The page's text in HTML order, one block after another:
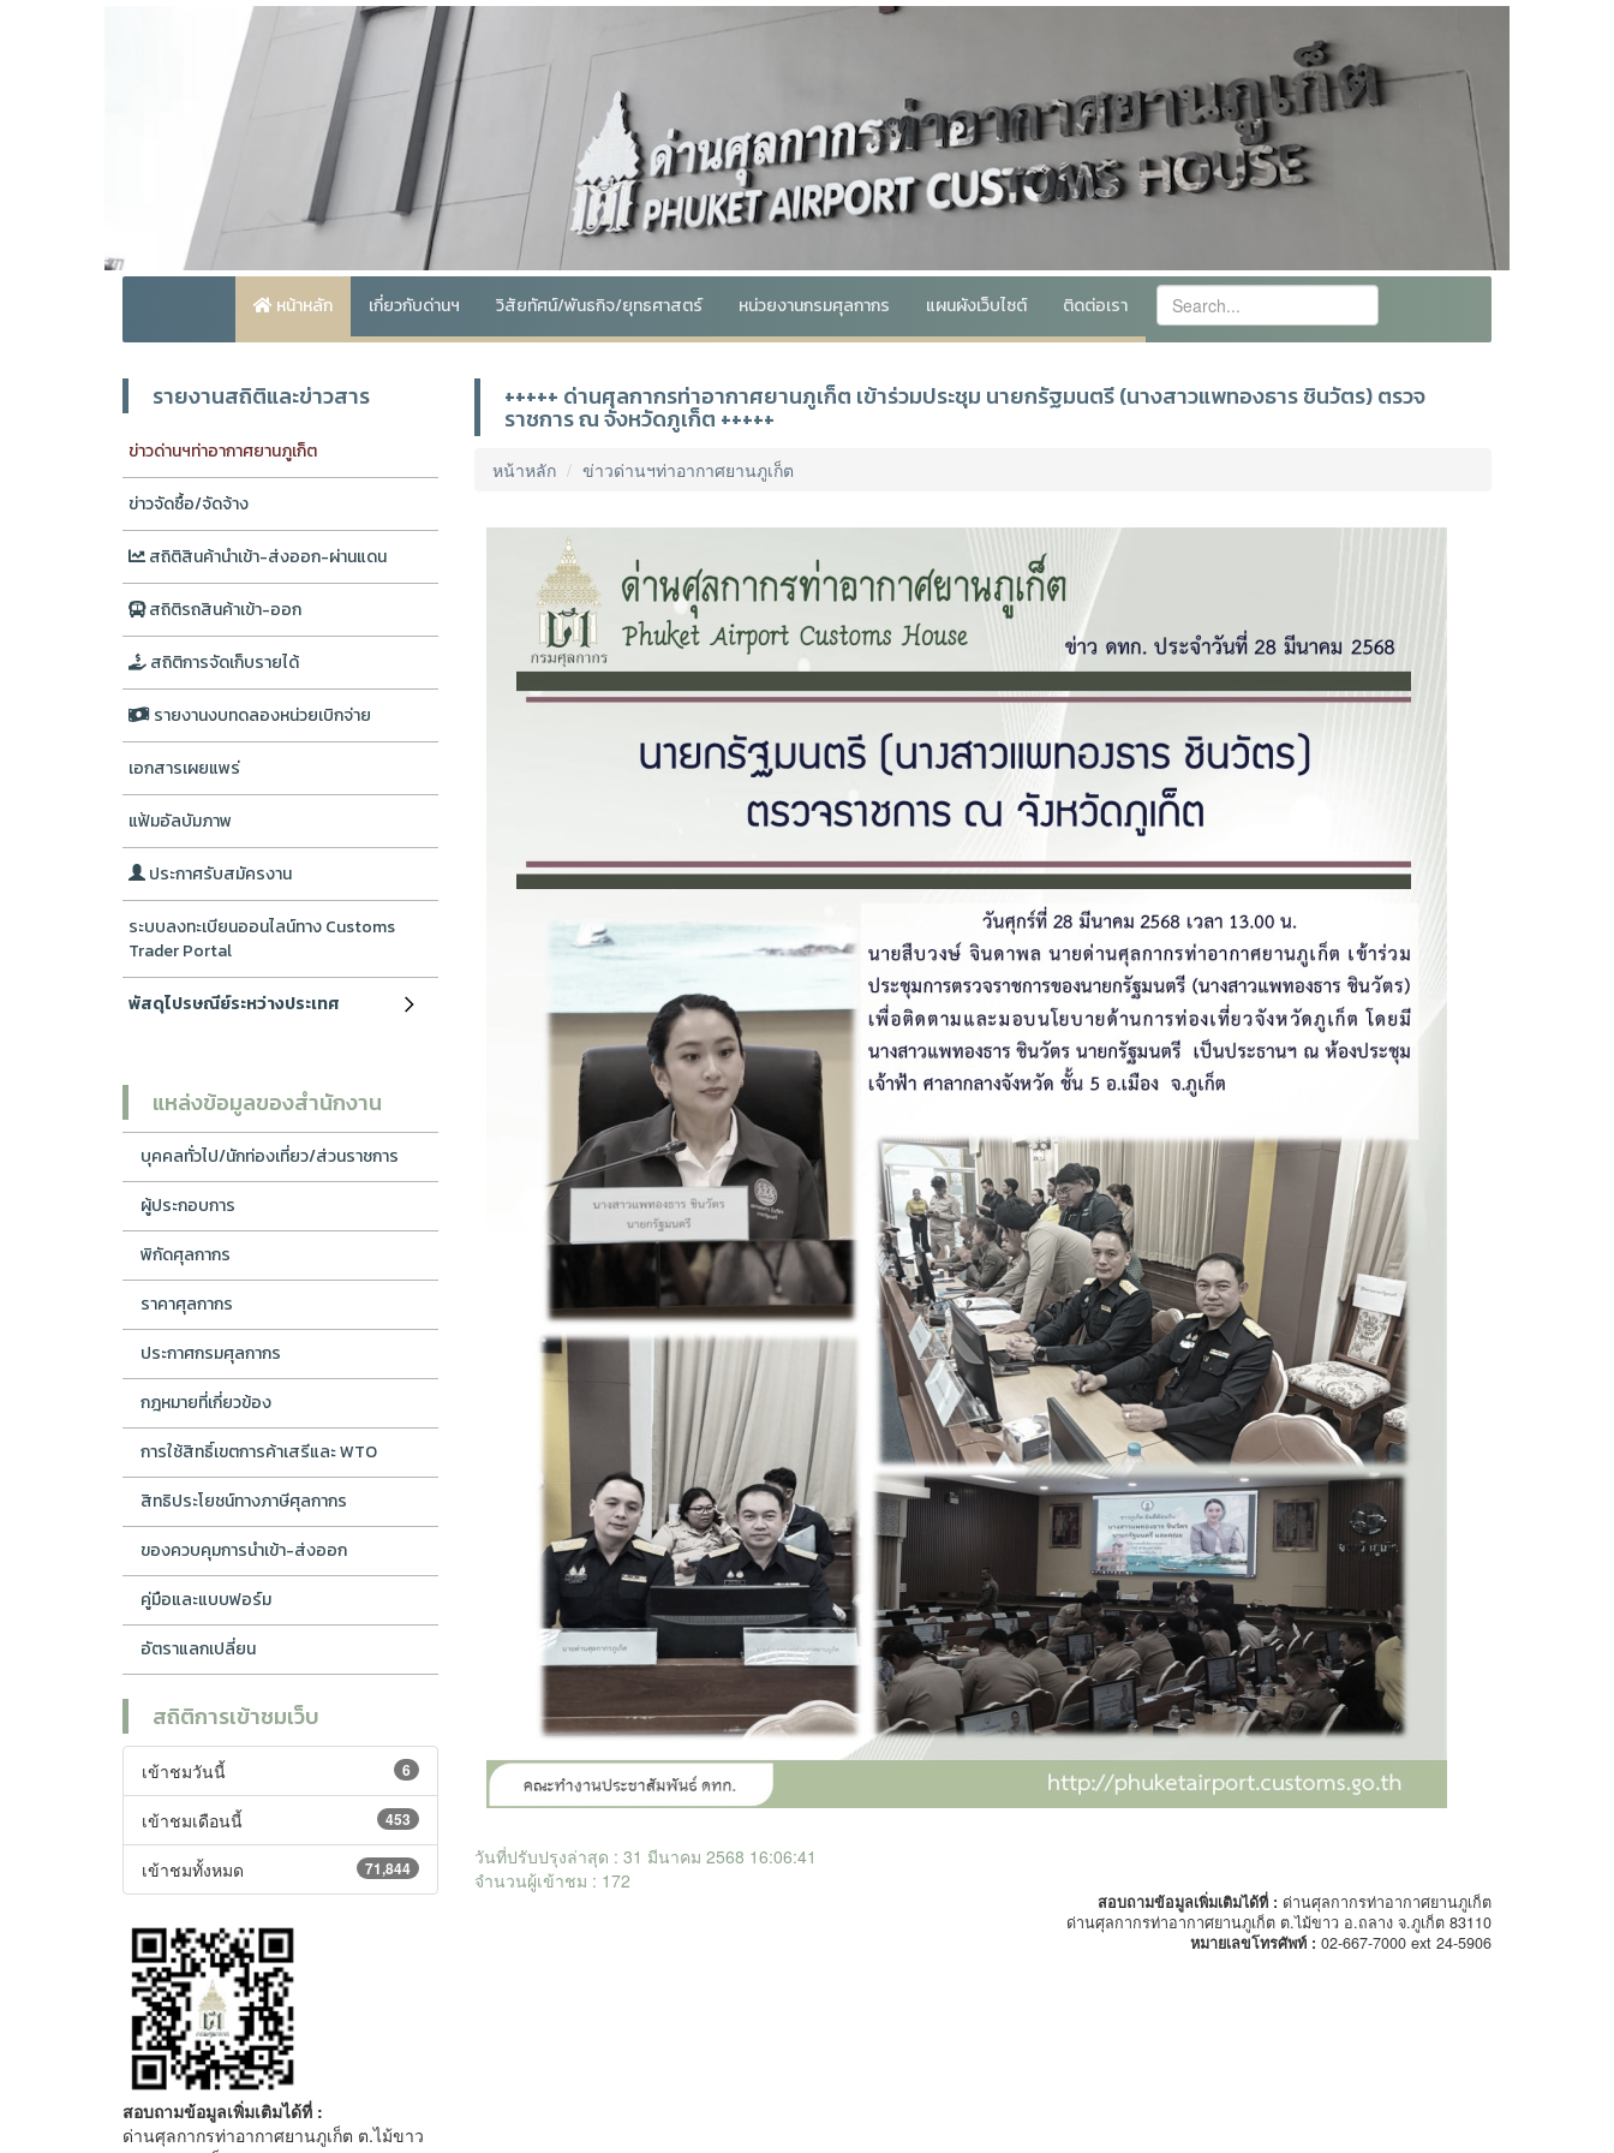
หน้าหลัก เกี่ยวกับด่านฯ วิสัยทัศน์/พันธกิจ/ยุทธศาสตร์ หน่วยงานกรมศุลกากร แผนผังเว็บไซต์ ติดต่อเรา
รายงานสถิติและข่าวสาร
ข่าวด่านฯท่าอากาศยานภูเก็ต
ข่าวจัดซื้อ/จัดจ้าง
สถิติสินค้านำเข้า-ส่งออก-ผ่านแดน
สถิติรถสินค้าเข้า-ออก
สถิติการจัดเก็บรายได้
รายงานงบทดลองหน่วยเบิกจ่าย
เอกสารเผยแพร่
แฟ้มอัลบัมภาพ
ประกาศรับสมัครงาน
ระบบลงทะเบียนออนไลน์ทาง Customs
Trader Portal
พัสดุไปรษณีย์ระหว่างประเทศ
แหล่งข้อมูลของสำนักงาน
บุคคลทั่วไป/นักท่องเที่ยว/ส่วนราชการ
ผู้ประกอบการ
พิกัดศุลกากร
ราคาศุลกากร
ประกาศกรมศุลกากร
กฎหมายที่เกี่ยวข้อง
การใช้สิทธิ์เขตการค้าเสรีและ WTO
สิทธิประโยชน์ทางภาษีศุลกากร
ของควบคุมการนำเข้า-ส่งออก
คู่มือและแบบฟอร์ม
อัตราแลกเปลี่ยน
สถิติการเข้าชมเว็บ
6
เข้าชมวันนี้
453
เข้าชมเดือนนี้
71,844
เข้าชมทั้งหมด
สอบถามข้อมูลเพิ่มเติมได้ที่ :
ด่านศุลกากรท่าอากาศยานภูเก็ต ต.ไม้ขาว
+++++ ด่านศุลกากรท่าอากาศยานภูเก็ต เข้าร่วมประชุม นายกรัฐมนตรี (นางสาวแพทองธาร ชินวัตร) ตรวจ
ราชการ ณ จังหวัดภูเก็ต +++++
หน้าหลัก ข่าวด่านฯท่าอากาศยานภูเก็ต
วันที่ปรับปรุงล่าสุด : 31 มีนาคม 2568 16:06:41
จำนวนผู้เข้าชม : 172
สอบถามข้อมูลเพิ่มเติมได้ที่ : ด่านศุลกากรท่าอากาศยานภูเก็ต
ด่านศุลกากรท่าอากาศยานภูเก็ต ต.ไม้ขาว อ.ถลาง จ.ภูเก็ต 83110
หมายเลขโทรศัพท์ : 02-667-7000 ext 24-5906